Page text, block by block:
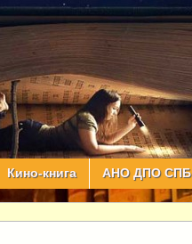
Кино-книга АНО ДПО СПБ